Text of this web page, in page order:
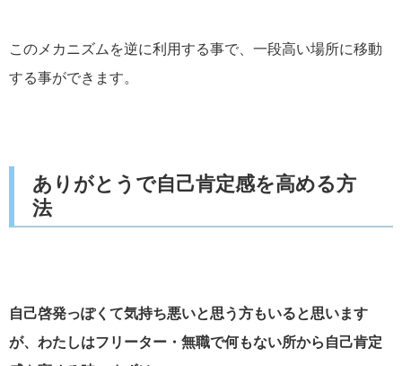
このメカニズムを逆に利用する事で、一段高い場所に移動
する事ができます。
ありがとうで自己肯定感を高める方
法
自己啓発っぽくて気持ち悪いと思う方もいると思います
が、わたしはフリーター・無職で何もない所から自己肯定